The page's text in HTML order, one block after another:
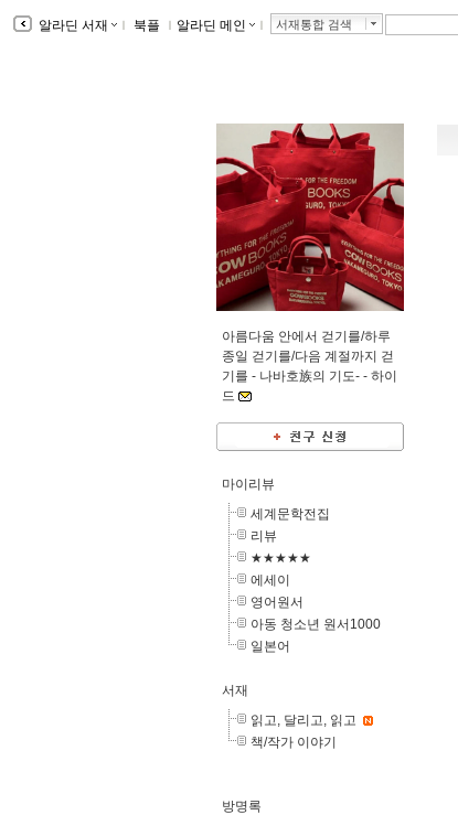
알라딘 서재 ｌ 북플 ｌ 알라딘 메인 ｌ 서재통합 검색
아름다움 안에서 걷기를/하루
종일 걷기를/다음 계절까지 걷
기를 - 나바호族의 기도- - 하이
드
마이리뷰
세계문학전집
리뷰
★★★★★
에세이
영어원서
아동 청소년 원서1000
일본어
서재
읽고, 달리고, 읽고
책/작가 이야기
방명록